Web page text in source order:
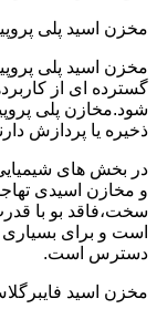
مخزن اسید پلی
مخزن اسید پلی
گسترده ای از
شود.مخازن پلی
ذخیره یا پردازش
در بخش های
و مخازن اسیدی
سخت،فاقد بو با
است و برای بسیاری
دسترس است.
مخزن اسید